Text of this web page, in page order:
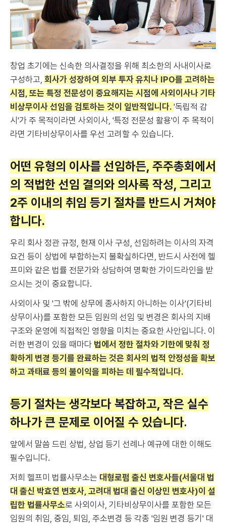
창업 초기에는 신속한 의사결정을 위해 최소한의 사내이사로
구성하고, 회사가 성장하여 외부 투자 유치나 IPO를 고려하는
시점, 또는 특정 전문성이 중요해지는 시점에 사외이사나 기타
비상무이사 선임을 검토하는 것이 일반적입니다. '독립적 감
시'가 주 목적이라면 사외이사, '특정 전문성 활용'이 주 목적이
라면 기타비상무이사를 우선 고려할 수 있습니다.
어떤 유형의 이사를 선임하든, 주주총회에서
의 적법한 선임 결의와 의사록 작성, 그리고
2주 이내의 취임 등기 절차를 반드시 거쳐야
합니다.
우리 회사 정관 규정, 현재 이사 구성, 선임하려는 이사의 자격
요건 등이 상법에 부합하는지 불확실하다면, 반드시 사전에 헬
프미와 같은 법률 전문가와 상담하여 명확한 가이드라인을 받
으시는 것이 중요합니다.
사외이사 및 '그 밖에 상무에 종사하지 아니하는 이사'(기타비
상무이사)를 포함한 모든 임원의 선임 및 변경은 회사의 지배
구조와 운영에 직접적인 영향을 미치는 중요한 사안입니다. 이
러한 변경이 있을 때마다 법에서 정한 절차와 기한에 맞춰 정
확하게 변경 등기를 완료하는 것은 회사의 법적 안정성을 확보
하고 과태료 등의 불이익을 피하는 데 필수적입니다.
등기 절차는 생각보다 복잡하고, 작은 실수
하나가 큰 문제로 이어질 수 있습니다.
앞에서 말씀 드린 상법, 상업 등기 선례나 예규에 대한 이해도
필수입니다.
저희 헬프미 법률사무소는 대형로펌 출신 변호사들(서울대 법
대 출신 박효연 변호사, 고려대 법대 출신 이상민 변호사)이 설
립한 법률사무소로 사외이사, 기타비상무이사를 포함한 모든
임원의 취임, 중임, 퇴임, 주소변경 등 각종 '임원 변경 등기' 대